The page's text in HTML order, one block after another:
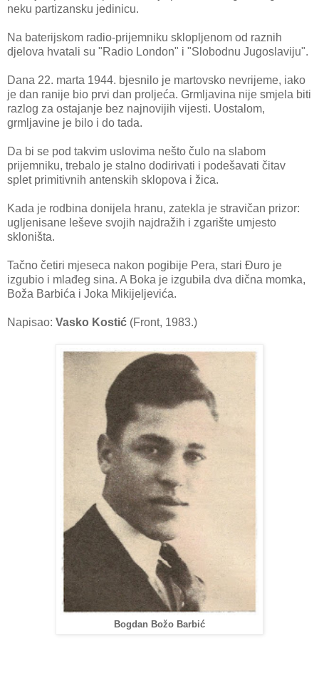
neku partizansku jedinicu.
Na baterijskom radio-prijemniku sklopljenom od raznih
djelova hvatali su "Radio London" i "Slobodnu Jugoslaviju".
Dana 22. marta 1944. bjesnilo je martovsko nevrijeme, iako
je dan ranije bio prvi dan proljeća. Grmljavina nije smjela biti
razlog za ostajanje bez najnovijih vijesti. Uostalom,
grmljavine je bilo i do tada.
Da bi se pod takvim uslovima nešto čulo na slabom
prijemniku, trebalo je stalno dodirivati i podešavati čitav
splet primitivnih antenskih sklopova i žica.
Kada je rodbina donijela hranu, zatekla je stravičan prizor:
ugljenisane leševe svojih najdražih i zgarište umjesto
skloništa.
Tačno četiri mjeseca nakon pogibije Pera, stari Đuro je
izgubio i mlađeg sina. A Boka je izgubila dva dična momka,
Boža Barbića i Joka Mikijeljevića.
Napisao: Vasko Kostić (Front, 1983.)
Bogdan Božo Barbić